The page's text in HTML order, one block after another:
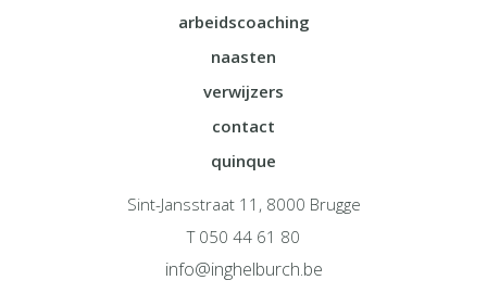
arbeidscoaching
naasten
verwijzers
contact
quinque
Sint-Jansstraat 11, 8000 Brugge
T 050 44 61 80
info@inghelburch.be